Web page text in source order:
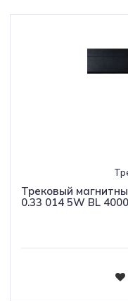
Трековый
0.33 014 5W BL